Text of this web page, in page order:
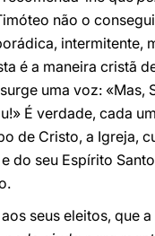
não o
intermitente,
é a maneira cristã
uma voz: «Mas,
É verdade, cada
de Cristo, a Igreja,
seu Espírito
seus eleitos, que